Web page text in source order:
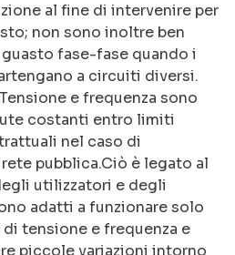
al fine di intervenire per
non sono inoltre ben
fase-fase quando i
a circuiti diversi.
e frequenza sono
costanti entro limiti
nel caso di
pubblica.Ciò è legato al
utilizzatori e degli
adatti a funzionare solo
tensione e frequenza e
piccole variazioni intorno